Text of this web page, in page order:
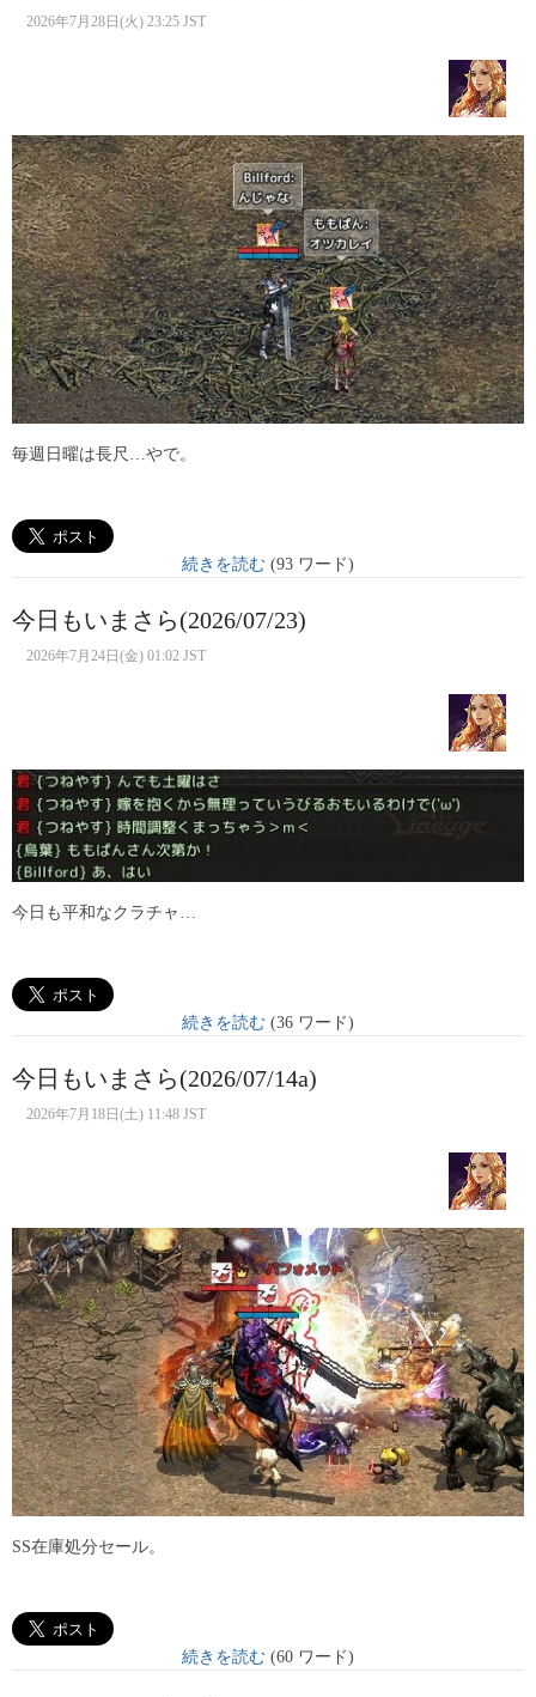
2026年7月28日(火) 23:25 JST
毎週日曜は長尺…やで。
続きを読む (93 ワード)
今日もいまさら(2026/07/23)
2026年7月24日(金) 01:02 JST
今日も平和なクラチャ…
続きを読む (36 ワード)
今日もいまさら(2026/07/14a)
2026年7月18日(土) 11:48 JST
SS在庫処分セール。
続きを読む (60 ワード)